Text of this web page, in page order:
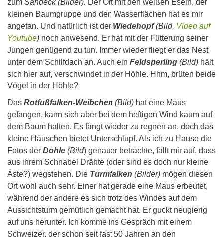
zum Sandeck (Bilder). Der Ort mit den weißen Eseln, der
kleinen Baumgruppe und den Wasserflächen hat es mir
angetan. Und natürlich ist der Wiedehopf(Bild, Video auf
Youtube) noch anwesend. Er hat mit der Fütterung seiner
Jungen genügend zu tun. Immer wieder fliegt er das Nest
unter dem Schilfdach an. Auch ein Feldsperling (Bild) hält
sich hier auf, verschwindet in der Höhle. Hhm, brüten beide
Vögel in der Höhle?
Das Rotfußfalken-Weibchen (Bild) hat eine Maus
gefangen, kann sich aber bei dem heftigen Wind kaum auf
dem Baum halten. Es fängt wieder zu regnen an, doch das
kleine Häuschen bietet Unterschlupf. Als ich zu Hause die
Fotos der Dohle (Bild) genauer betrachte, fällt mir auf, dass
aus ihrem Schnabel Drähte (oder sind es doch nur kleine
Äste?) wegstehen. Die Turmfalken (Bilder) mögen diesen
Ort wohl auch sehr. Einer hat gerade eine Maus erbeutet,
während der andere es sich trotz des Windes auf dem
Aussichtsturm gemütlich gemacht hat. Er guckt neugierig
auf uns herunter. Ich komme ins Gespräch mit einem
Schweizer, der schon seit fast 50 Jahren an den